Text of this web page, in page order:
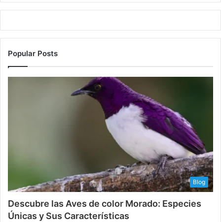
Popular Posts
Blog
Descubre las Aves de color Morado: Especies
Únicas y Sus Características